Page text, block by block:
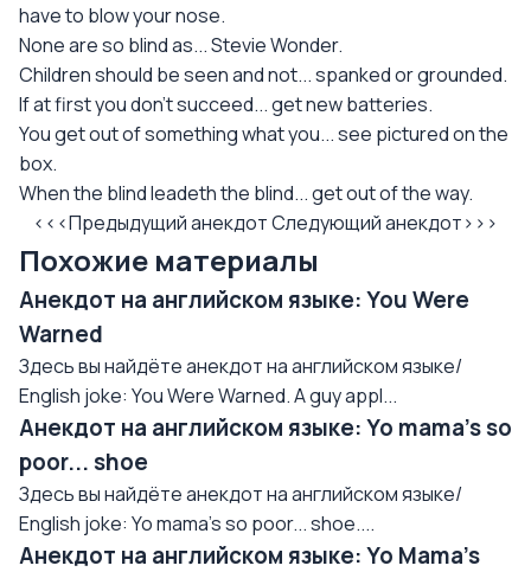
have to blow your nose.
None are so blind as... Stevie Wonder.
Children should be seen and not... spanked or grounded.
If at first you don't succeed... get new batteries.
You get out of something what you... see pictured on the
box.
When the blind leadeth the blind... get out of the way.
<<<Предыдущий анекдотСледующий анекдот>>>
Похожие материалы
Анекдот на английском языке: You Were
Warned
Здесь вы найдёте анекдот на английском языке/
English joke: You Were Warned. A guy appl...
Анекдот на английском языке: Yo mama's so
poor... shoe
Здесь вы найдёте анекдот на английском языке/
English joke: Yo mama's so poor... shoe....
Анекдот на английском языке: Yo Mama's